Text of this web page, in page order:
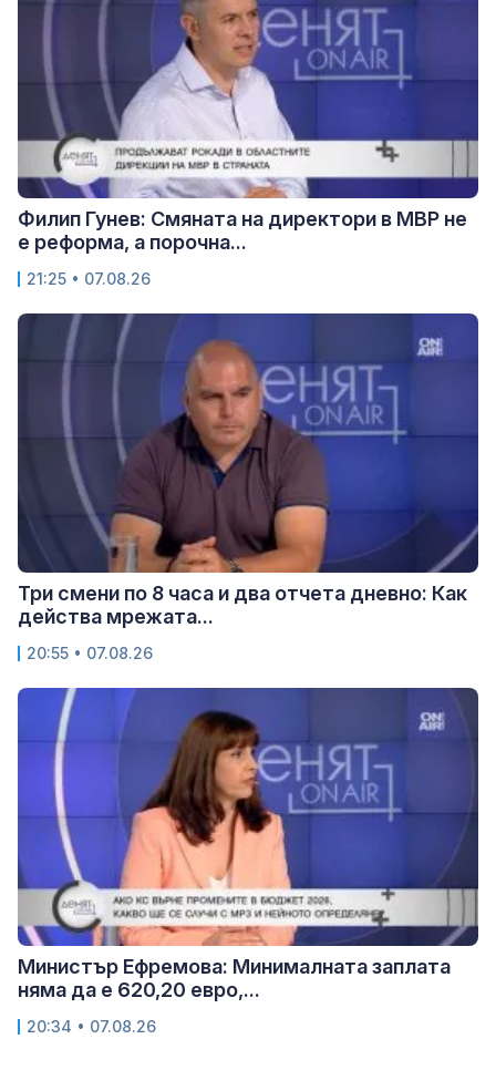
Филип Гунев: Смяната на директори в МВР не
е реформа, а порочна...
21:25 • 07.08.26
Три смени по 8 часа и два отчета дневно: Как
действа мрежата...
20:55 • 07.08.26
Министър Ефремова: Минималната заплата
няма да е 620,20 евро,...
20:34 • 07.08.26